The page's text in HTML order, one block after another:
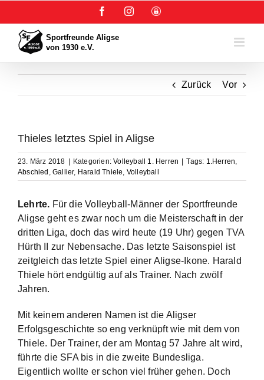
springen
FacebookInstagram
User-
Zurück Vor
Thieles letztes Spiel in Aligse
23. März 2018 Kategorien:Volleyball 1. Herren Tags: 1.Herren,
Abschied ,Gallier, Harald Thiele, Volleyball
Lehrte. Für die Volleyball-Männer der Sportfreunde
Aligse geht es zwar noch um die Meisterschaft in der
dritten Liga, doch das wird heute (19 Uhr) gegen TVA
Hürth II zur Nebensache. Das letzte Saisonspiel ist
zeitgleich das letzte Spiel einer Aligse-Ikone. Harald
Thiele hört endgültig auf als Trainer. Nach zwölf
Jahren.
Mit keinem anderen Namen ist die Aligser
Erfolgsgeschichte so eng verknüpft wie mit dem von
Thiele. Der Trainer, der am Montag 57 Jahre alt wird,
führte die SFA bis in die zweite Bundesliga.
Eigentlich wollte er schon viel früher gehen. Doch